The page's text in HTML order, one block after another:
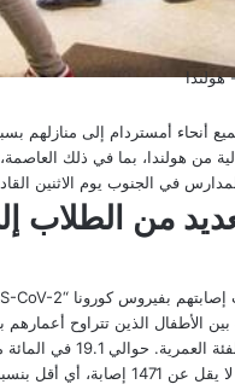
أنحاء أمستردام إلى منازلهم
من الطلاب
الأسبوع السابق.